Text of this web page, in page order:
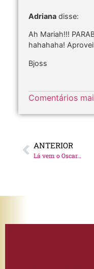
Adriana disse:
Ah Mariah!!!
hahahaha!
Bjoss
Comentários
ANTERIOR
Lá vem o Oscar…